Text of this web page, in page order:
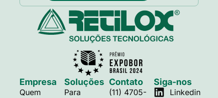
Empresa
Quem
Soluções
Para
Contato
(11) 4705-
Siga-nos
Linkedin